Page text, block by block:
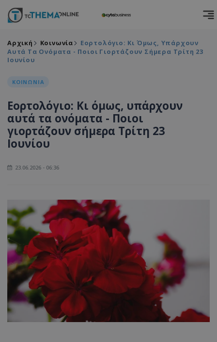
Αρχική Κοινωνία
Εορτολόγιο: Κι Όμως, Υπάρχουν
Αυτά Τα Ονόματα - Ποιοι Γιορτάζουν Σήμερα Τρίτη 23
Ιουνίου
ΚΟΙΝΩΝΙΑ
Εορτολόγιο: Κι όμως, υπάρχουν
αυτά τα ονόματα - Ποιοι
γιορτάζουν σήμερα Τρίτη 23
Ιουνίου
23.06.2026 - 06:36